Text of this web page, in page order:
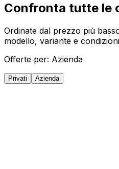
Confronta tutte le
Ordinate dal prezzo più
modello, variante e
Offerte per: Azienda
Privati Azienda